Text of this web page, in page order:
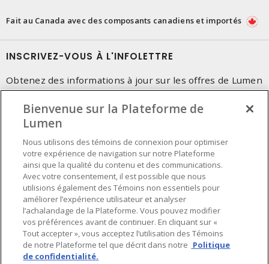
Fait au Canada avec des composants canadiens et importés
INSCRIVEZ-VOUS À L'INFOLETTRE
Obtenez des informations à jour sur les offres de Lumen
Préférences en matière de cookies
Bienvenue sur la Plateforme de
Lumen
Nous utilisons des témoins de connexion pour optimiser
votre expérience de navigation sur notre Plateforme
ainsi que la qualité du contenu et des communications.
Avec votre consentement, il est possible que nous
utilisions également des Témoins non essentiels pour
améliorer l’expérience utilisateur et analyser
l’achalandage de la Plateforme. Vous pouvez modifier
vos préférences avant de continuer. En cliquant sur «
Tout accepter », vous acceptez l’utilisation des Témoins
de notre Plateforme tel que décrit dans notre Politique
de confidentialité.